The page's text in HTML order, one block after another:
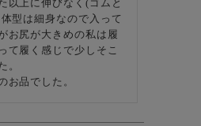
以上に伸びなく(ゴムと
型は細身なので入って
お尻が大きめの私は履
て履く感じで少しそこ
。
お品でした。